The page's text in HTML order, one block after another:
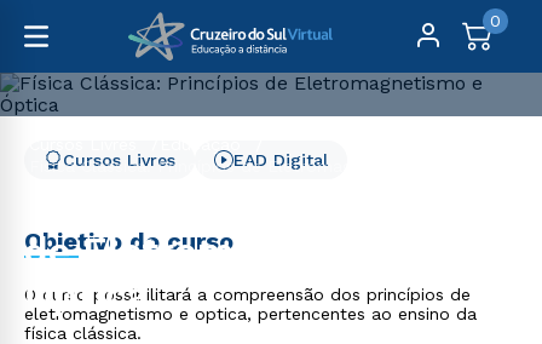
0
Física Clássica: Princípios de Eletromagnetismo e Óptica
de Eletromagnetismo e
Óptica
Cursos Livres EAD Digital
Objetivo do curso
O curso possibilitará a compreensão dos princípios de
eletromagnetismo e optica, pertencentes ao ensino da
física clássica.